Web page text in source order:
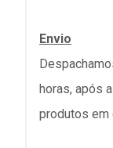
Envio
horas, após
produtos em